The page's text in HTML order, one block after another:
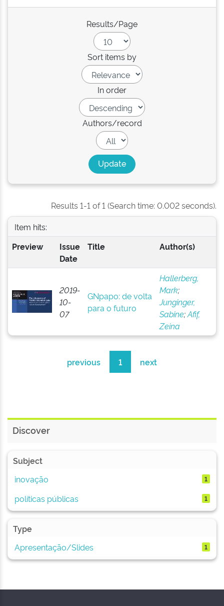
Results/Page
Sort items by
In order
Authors/record
Results 1-1 of 1 (Search time: 0.002 seconds).
Item hits:
Preview
Issue
Date
Title Author(s)
2019-
10-
07
GNpapo: de volta
para o futuro
Hallerberg,
Mark;
Junginger,
Sabine;Afif,
Zeina
previous 1 next
Discover
Subject
inovação
1
políticas públicas 1
Type
Apresentação/Slides
1